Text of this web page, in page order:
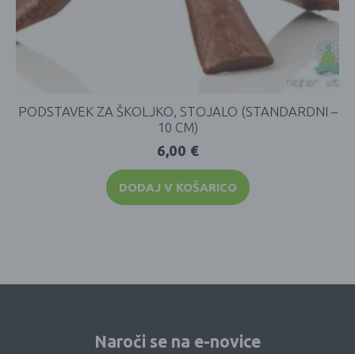
PODSTAVEK ZA ŠKOLJKO, STOJALO (STANDARDNI –
10 CM)
6,00 €
DODAJ V KOŠARICO
Naroči se na e-novice